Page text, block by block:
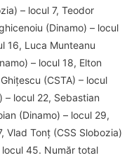
– locul 7, Teodor
(Dinamo) – locul
16, Luca Munteanu
– locul 18, Elton
(CSTA) – locul
– locul 22, Sebastian
(Dinamo) – locul 29,
Vlad Tonț (CSS Slobozia)
45. Număr total